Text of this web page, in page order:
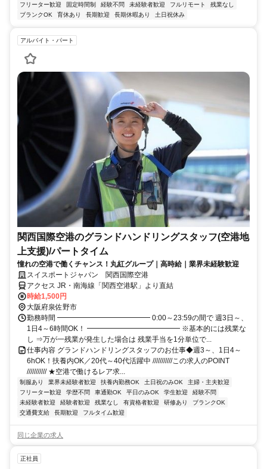
フリーター歓迎 固定時間制 経験不問 未経験者歓迎 フルリモート
残業なし
ブランクOK
育休あり 長期歓迎 長期休暇あり 土日祝休み
アルバイト・パート
関西国際空港のグランドハンドリングスタッフ(空港地
上支援)/パートタイム
憧れの空港で働くチャンス！丸紅グループ｜高時給｜業界未経験歓迎
スイスポートジャパン 関西国際空港
アクセス JR・南海線「関西空港駅」より直結
時給1,500円
大阪府泉佐野市
勤務時間 ━━━━━━━━━━━━━ 0:00～23:59の間で 週3日～、
1日4～6時間OK！ ━━━━━━━━━━━━━ ※基本的には残業な
し ⇒万が一残業が発生した場合は 残業手当を1分単位で...
仕事内容 グランドハンドリングスタッフのお仕事◆週3～、1日4～
6hOK！扶養内OK／20代～40代活躍中 ///////////この求人のPOINT
/////////// ★空港で働けるレア求...
制服あり 業界未経験者歓迎 扶養内勤務OK 土日祝のみOK
主婦・主夫歓迎
フリーター歓迎
学歴不問 車通勤OK 平日のみOK 学生歓迎
経験不問
未経験者歓迎
経験者歓迎 残業なし 有資格者歓迎 研修あり
ブランクOK
交通費支給
長期歓迎 フルタイム歓迎
同じ企業の求人
正社員